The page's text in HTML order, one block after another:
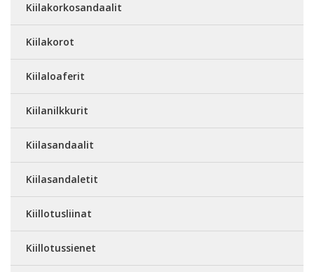
Kiilakorkosandaalit
Kiilakorot
Kiilaloaferit
Kiilanilkkurit
Kiilasandaalit
Kiilasandaletit
Kiillotusliinat
Kiillotussienet